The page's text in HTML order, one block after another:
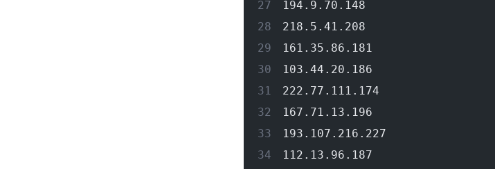
194.9.70.148
218.5.41.208
161.35.86.181
103.44.20.186
222.77.111.174
167.71.13.196
193.107.216.227
112.13.96.187